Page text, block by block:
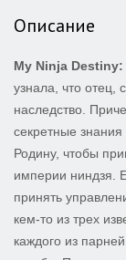
Описание
My Ninja Destiny:
узнала, что отец,
наследство.
секретные
Родину, чтобы
империи ниндзя.
принять
кем-то из трех
каждого из